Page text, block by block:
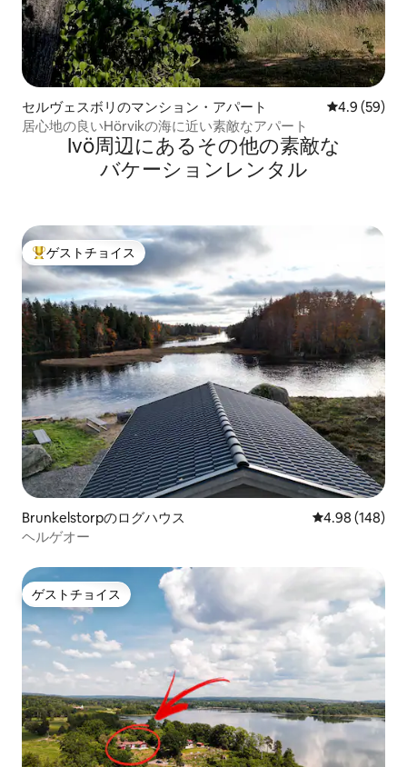
セルヴェスボリのマンション・アパート レビュー59
4.9 (59)
居心地の良いHörvikの海に近い素敵なアパート
Ivö⁠周⁠辺⁠に⁠あ⁠るそ⁠の⁠他⁠の素⁠敵⁠な
バ⁠ケ⁠ー⁠シ⁠ョ⁠ン⁠レ⁠ン⁠タ⁠ル
大好評のゲストチョイスです。
ゲストチョイス
Brunkelstorpのログハウス レビュー148
4.98 (148)
ヘルゲオー
ゲストチョイス
ゲストチョイス